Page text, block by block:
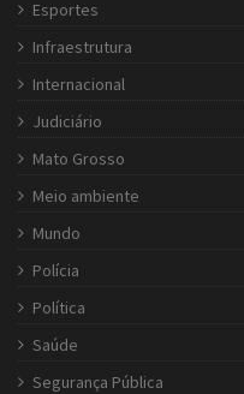
Esportes
Infraestrutura
Internacional
Judiciário
Mato Grosso
Meio ambiente
Mundo
Polícia
Política
Saúde
Segurança Pública